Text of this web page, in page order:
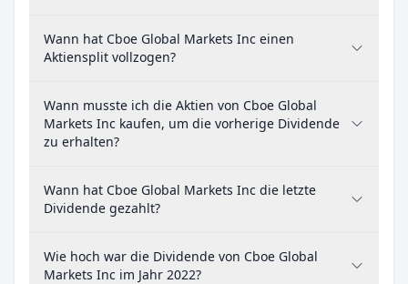
Wann hat Cboe Global Markets Inc einen
Aktiensplit vollzogen?
Wann musste ich die Aktien von Cboe Global
Markets Inc kaufen, um die vorherige Dividende
zu erhalten?
Wann hat Cboe Global Markets Inc die letzte
Dividende gezahlt?
Wie hoch war die Dividende von Cboe Global
Markets Inc im Jahr 2022?